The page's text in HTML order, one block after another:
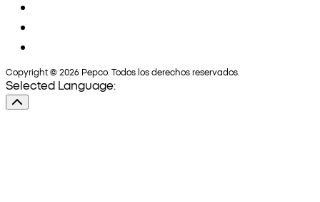
Copyright © 2026 Pepco. Todos los derechos reservados.
Selected Language: